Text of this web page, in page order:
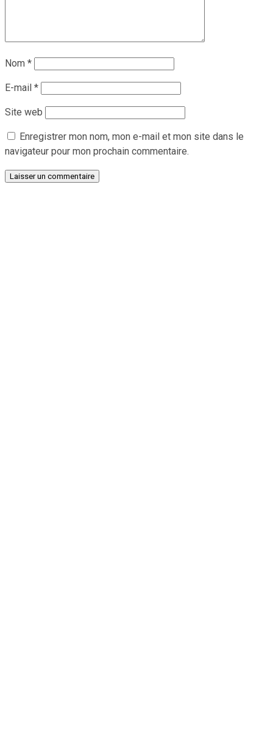
Nom *
E-mail *
Site web
Enregistrer mon nom, mon e-mail et mon site dans le
navigateur pour mon prochain commentaire.